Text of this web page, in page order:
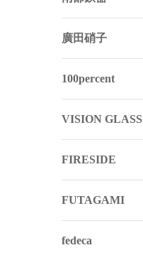
廣田硝子
100percent
VISION GLASS
FIRESIDE
FUTAGAMI
fedeca